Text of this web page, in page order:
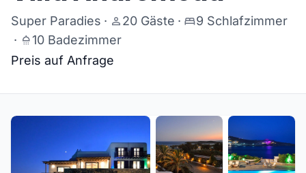
Super Paradies · 20 Gäste ·
9 Schlafzimmer
·
10 Badezimmer
Preis auf Anfrage